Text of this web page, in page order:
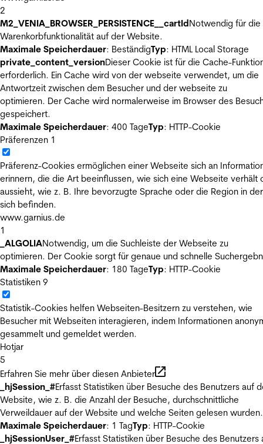
2
M2_VENIA_BROWSER_PERSISTENCE__cartIdNotwendig für die
Warenkorbfunktionalität auf der Website.
Maximale Speicherdauer: BeständigTyp: HTML Local Storage
private_content_versionDieser Cookie ist für die Cache-
erforderlich. Ein Cache wird von der webseite verwendet, um die
Antwortzeit zwischen dem Besucher und der webseite zu
optimieren. Der Cache wird normalerweise im Browser des
gespeichert.
Maximale Speicherdauer: 400 TageTyp: HTTP-Cookie
Präferenzen 1
Präferenz-Cookies ermöglichen einer Webseite sich an
erinnern, die die Art beeinflussen, wie sich eine Webseite verhält
aussieht, wie z. B. Ihre bevorzugte Sprache oder die Region in
sich befinden.
www.garnius.de
1
_ALGOLIANotwendig, um die Suchleiste der Webseite zu
optimieren. Der Cookie sorgt für genaue und schnelle
Maximale Speicherdauer: 180 TageTyp: HTTP-Cookie
Statistiken 9
Statistik-Cookies helfen Webseiten-Besitzern zu verstehen, wie
Besucher mit Webseiten interagieren, indem Informationen
gesammelt und gemeldet werden.
Hotjar
5
Erfahren Sie mehr über diesen Anbieter
_hjSession_#Erfasst Statistiken über Besuche des Benutzers auf
Website, wie z. B. die Anzahl der Besuche, durchschnittliche
Verweildauer auf der Website und welche Seiten gelesen wurden.
Maximale Speicherdauer: 1 TagTyp: HTTP-Cookie
_hjSessionUser_#Erfasst Statistiken über Besuche des Benutzers